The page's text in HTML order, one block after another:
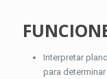
Interpretar
para